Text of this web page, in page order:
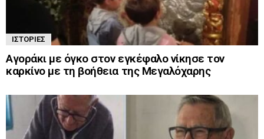
ΙΣΤΟΡΊΕΣ
Αγοράκι με όγκο στον εγκέφαλο νίκησε τον
καρκίνο με τη βοήθεια της Μεγαλόχαρης